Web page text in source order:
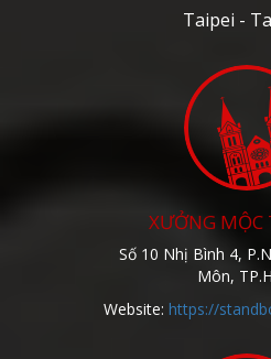
Taipei -
XƯỞNG MỘC
Số 10 Nhị Bình 4,
Môn,
Website: https://